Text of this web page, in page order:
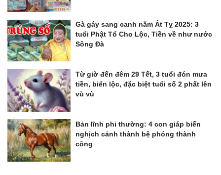
Gà gáy sang canh năm Ất Tỵ 2025: 3
tuổi Phật Tổ Cho Lộc, Tiền về như nước
Sông Đà
Từ giờ đến đêm 29 Tết, 3 tuổi đón mưa
tiền, biển lộc, đặc biệt tuổi số 2 phất lên
vù vù
Bản lĩnh phi thường: 4 con giáp biến
nghịch cảnh thành bệ phóng thành
công